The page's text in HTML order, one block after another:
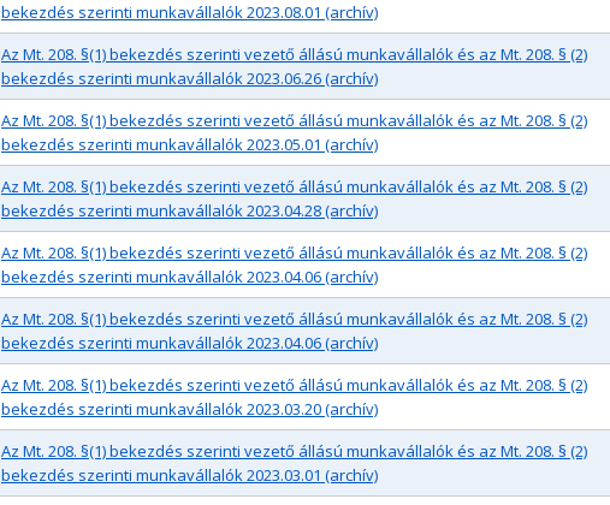
bekezdés szerinti munkavállalók 2023.08.01 (archív)
Az Mt. 208. §(1) bekezdés szerinti vezető állású munkavállalók és az Mt. 208. § (2)
bekezdés szerinti munkavállalók 2023.06.26 (archív)
Az Mt. 208. §(1) bekezdés szerinti vezető állású munkavállalók és az Mt. 208. § (2)
bekezdés szerinti munkavállalók 2023.05.01 (archív)
Az Mt. 208. §(1) bekezdés szerinti vezető állású munkavállalók és az Mt. 208. § (2)
bekezdés szerinti munkavállalók 2023.04.28 (archív)
Az Mt. 208. §(1) bekezdés szerinti vezető állású munkavállalók és az Mt. 208. § (2)
bekezdés szerinti munkavállalók 2023.04.06 (archív)
Az Mt. 208. §(1) bekezdés szerinti vezető állású munkavállalók és az Mt. 208. § (2)
bekezdés szerinti munkavállalók 2023.04.06 (archív)
Az Mt. 208. §(1) bekezdés szerinti vezető állású munkavállalók és az Mt. 208. § (2)
bekezdés szerinti munkavállalók 2023.03.20 (archív)
Az Mt. 208. §(1) bekezdés szerinti vezető állású munkavállalók és az Mt. 208. § (2)
bekezdés szerinti munkavállalók 2023.03.01 (archív)